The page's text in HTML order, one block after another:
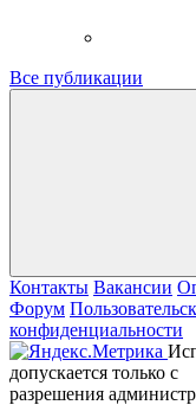
Все публикации
Контакты Вакансии
Форум
конфиденциальности
допускается только с
разрешения